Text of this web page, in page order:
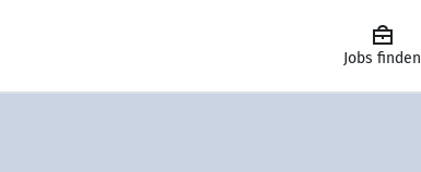
Jobs finden